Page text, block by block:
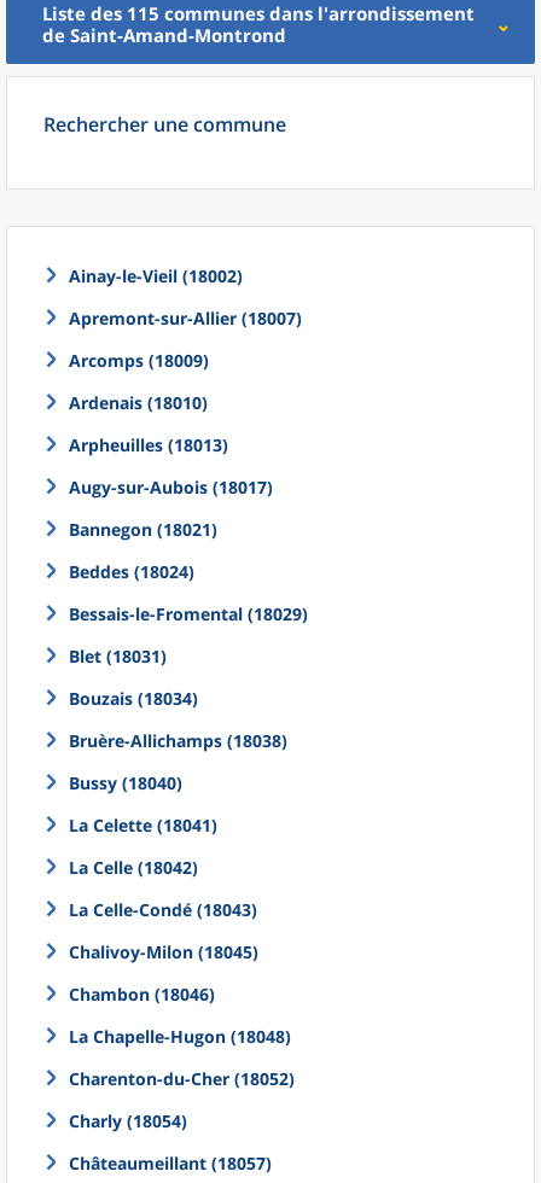
Liste des 115 communes dans l'arrondissement
de Saint-Amand-Montrond
Rechercher une commune
Ainay-le-Vieil (18002)
Apremont-sur-Allier (18007)
Arcomps (18009)
Ardenais (18010)
Arpheuilles (18013)
Augy-sur-Aubois (18017)
Bannegon (18021)
Beddes (18024)
Bessais-le-Fromental (18029)
Blet (18031)
Bouzais (18034)
Bruère-Allichamps (18038)
Bussy (18040)
La Celette (18041)
La Celle (18042)
La Celle-Condé (18043)
Chalivoy-Milon (18045)
Chambon (18046)
La Chapelle-Hugon (18048)
Charenton-du-Cher (18052)
Charly (18054)
Châteaumeillant (18057)